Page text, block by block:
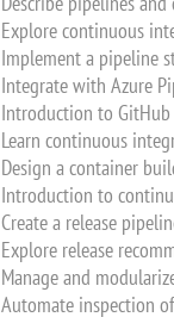
Explore continuous
Implement a pipeline
Integrate with Azure
Introduction to
Learn continuous
Design a container
Introduction to
Create a release
Explore release
Manage and
Automate inspection